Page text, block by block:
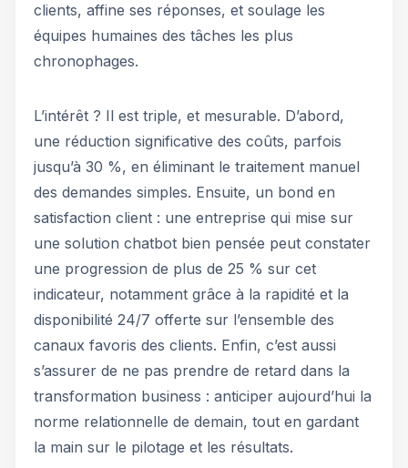
clients, affine ses réponses, et soulage les
équipes humaines des tâches les plus
chronophages.
L’intérêt ? Il est triple, et mesurable. D’abord,
une réduction significative des coûts, parfois
jusqu’à 30 %, en éliminant le traitement manuel
des demandes simples. Ensuite, un bond en
satisfaction client : une entreprise qui mise sur
une solution chatbot bien pensée peut constater
une progression de plus de 25 % sur cet
indicateur, notamment grâce à la rapidité et la
disponibilité 24/7 offerte sur l’ensemble des
canaux favoris des clients. Enfin, c’est aussi
s’assurer de ne pas prendre de retard dans la
transformation business : anticiper aujourd’hui la
norme relationnelle de demain, tout en gardant
la main sur le pilotage et les résultats.